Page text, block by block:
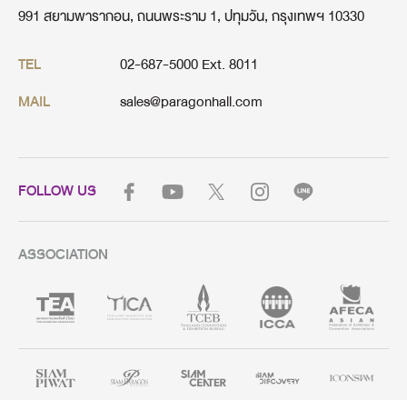
991 สยามพารากอน, ถนนพระราม 1, ปทุมวัน, กรุงเทพฯ 10330
TEL 02-687-5000 Ext. 8011
MAIL sales@paragonhall.com
FOLLOW US
ASSOCIATION